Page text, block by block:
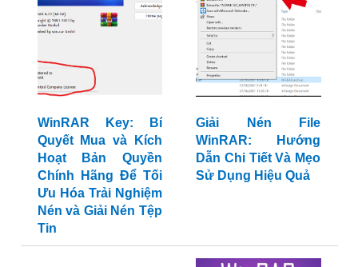
WinRAR Key: Bí
Quyết Mua và Kích
Hoạt Bản Quyền
Chính Hãng Để Tối
Ưu Hóa Trải Nghiệm
Nén và Giải Nén Tệp
Tin
Giải Nén File
WinRAR: Hướng
Dẫn Chi Tiết Và Mẹo
Sử Dụng Hiệu Quả